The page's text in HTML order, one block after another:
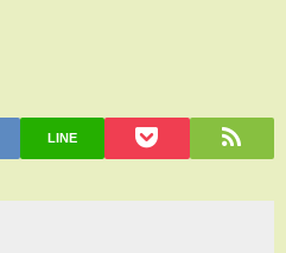
LINE